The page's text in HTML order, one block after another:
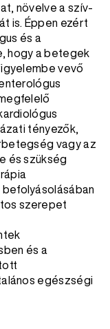
növelve a szív-
is. Éppen ezért
és a
hogy a betegek
vevő
tényezők,
vagy az
és szükség
szerepet
és a
egészségi